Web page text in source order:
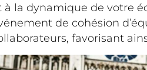
à la dynamique de votre
de cohésion
favorisant